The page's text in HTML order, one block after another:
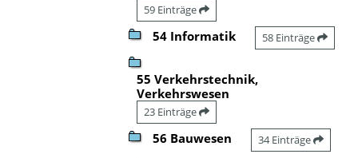
59 Einträge
54 Informatik 58 Einträge
55 Verkehrstechnik,
Verkehrswesen
23 Einträge
56 Bauwesen 34 Einträge